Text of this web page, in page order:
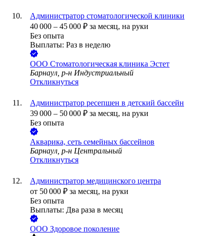
Администратор стоматологической клиники
40 000 – 45 000 ₽ за месяц, на руки
Без опыта
Выплаты: Раз в неделю
ООО Стоматологическая клиника Эстет
Барнаул, р-н Индустриальный
Откликнуться
Администратор ресепшен в детский бассейн
39 000 – 50 000 ₽ за месяц, на руки
Без опыта
Акварика, сеть семейных бассейнов
Барнаул, р-н Центральный
Откликнуться
Администратор медицинского центра
от 50 000 ₽ за месяц, на руки
Без опыта
Выплаты: Два раза в месяц
ООО Здоровое поколение